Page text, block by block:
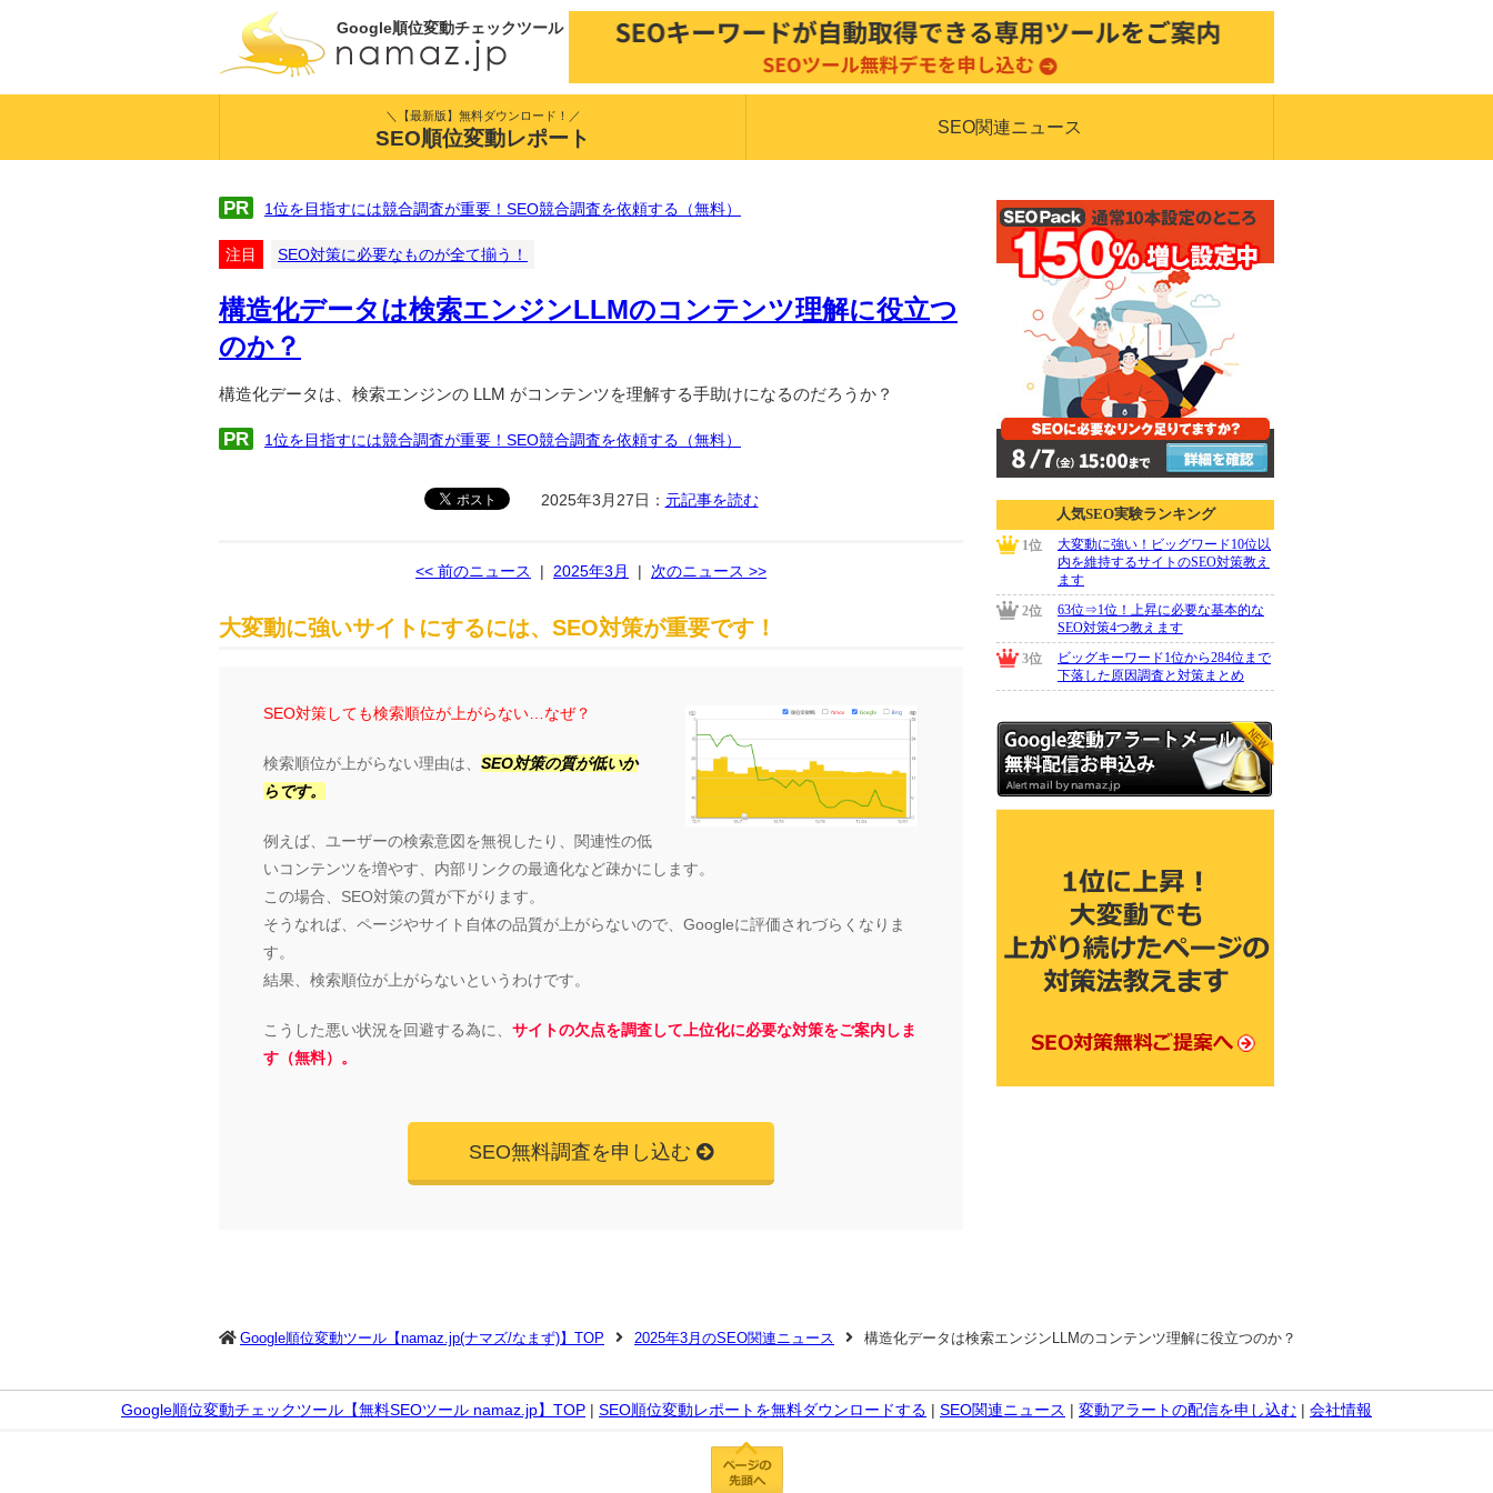
Google順位変動チェックツール
＼【最新版】無料ダウンロード！／
SEO順位変動レポート SEO関連ニュース
PR 1位を目指すには競合調査が重要！SEO競合調査を依頼する（無料）
注目 SEO対策に必要なものが全て揃う！
構造化データは検索エンジンLLMのコンテンツ理解に役立つ
のか？
構造化データは、検索エンジンの LLM がコンテンツを理解する手助けになるのだろうか？
PR 1位を目指すには競合調査が重要！SEO競合調査を依頼する（無料）
2025年3月27日： 元記事を読む
<< 前のニュース | 2025年3月 | 次のニュース >>
大変動に強いサイトにするには、SEO対策が重要です！
SEO対策しても検索順位が上がらない…なぜ？
検索順位が上がらない理由は、 SEO対策の質が低いか
らです。
例えば、ユーザーの検索意図を無視したり、関連性の低
いコンテンツを増やす、内部リンクの最適化など疎かにします。
この場合、SEO対策の質が下がります。
そうなれば、ページやサイト自体の品質が上がらないので、Googleに評価されづらくなりま
す。
結果、検索順位が上がらないというわけです。
こうした悪い状況を回避する為に、 サイトの欠点を調査して上位化に必要な対策をご案内しま
す（無料）。
SEO無料調査を申し込む
Google順位変動ツール【namaz.jp(ナマズ/なまず)】TOP 2025年3月のSEO関連ニュース 構造化データは検索エンジンLLMのコンテンツ理解に役立つのか？
Google順位変動チェックツール【無料SEOツール namaz.jp】TOP | SEO順位変動レポートを無料ダウンロードする | SEO関連ニュース | 変動アラートの配信を申し込む | 会社情報